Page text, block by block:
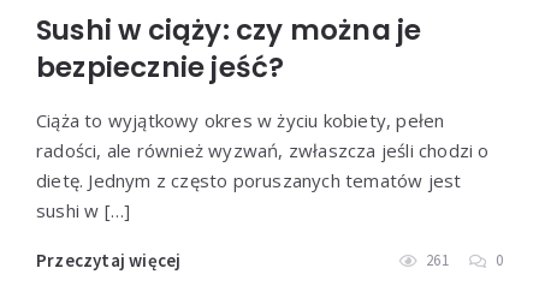
Sushi w ciąży: czy można je
bezpiecznie jeść?
Ciąża to wyjątkowy okres w życiu kobiety, pełen
radości, ale również wyzwań, zwłaszcza jeśli chodzi o
dietę. Jednym z często poruszanych tematów jest
sushi w […]
Przeczytaj więcej 261 0